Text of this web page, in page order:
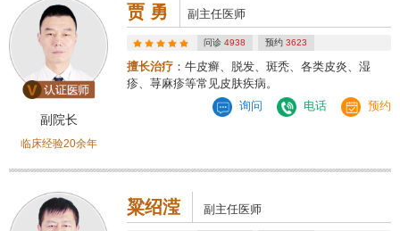
副院长
临床经验20余年
贾 勇 副主任医师
问诊4938 预约 3623
擅长治疗 ：牛皮癣、脱发、斑秃、各类皮炎、湿
疹、荨麻疹等常见皮肤疾病。
询问
电话 预约
粱绍滢 副主任医师